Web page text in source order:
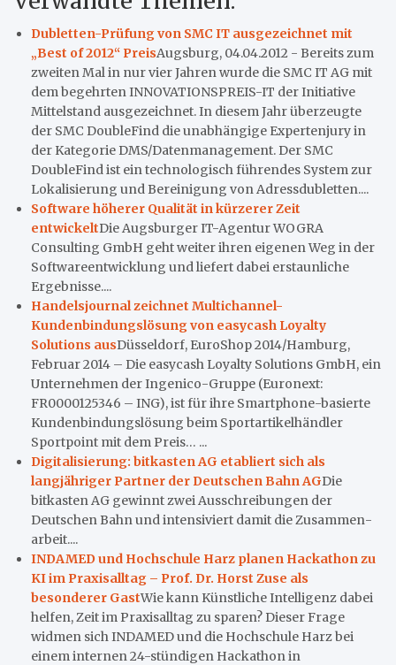
Dubletten-Prüfung von SMC IT ausgezeichnet mit
„Best of 2012“ PreisAugsburg, 04.04.2012 - Bereits zum
zweiten Mal in nur vier Jahren wurde die SMC IT AG mit
dem begehrten INNOVATIONSPREIS-IT der Initiative
Mittelstand ausgezeichnet. In diesem Jahr überzeugte
der SMC DoubleFind die unabhängige Expertenjury in
der Kategorie DMS/Datenmanagement. Der SMC
DoubleFind ist ein technologisch führendes System zur
Lokalisierung und Bereinigung von Adressdubletten....
Software höherer Qualität in kürzerer Zeit
entwickeltDie Augsburger IT-Agentur WOGRA
Consulting GmbH geht weiter ihren eigenen Weg in der
Softwareentwicklung und liefert dabei erstaunliche
Ergebnisse....
Handelsjournal zeichnet Multichannel-
Kundenbindungslösung von easycash Loyalty
Solutions ausDüsseldorf, EuroShop 2014/Hamburg,
Februar 2014 – Die easycash Loyalty Solutions GmbH, ein
Unternehmen der Ingenico-Gruppe (Euronext:
FR0000125346 – ING), ist für ihre Smartphone-basierte
Kundenbindungslösung beim Sportartikelhändler
Sportpoint mit dem Preis… ...
Digitalisierung: bitkasten AG etabliert sich als
langjähriger Partner der Deutschen Bahn AGDie
bitkasten AG gewinnt zwei Ausschrei­bungen der
Deutschen Bahn und intensiviert damit die Zusammen­
arbeit....
INDAMED und Hochschule Harz planen Hackathon zu
KI im Praxisalltag – Prof. Dr. Horst Zuse als
besonderer GastWie kann Künstliche Intelligenz dabei
helfen, Zeit im Praxisalltag zu sparen? Dieser Frage
widmen sich INDAMED und die Hochschule Harz bei
einem internen 24-stündigen Hackathon in